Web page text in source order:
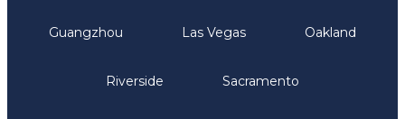
Guangzhou Las Vegas Oakland
Riverside Sacramento